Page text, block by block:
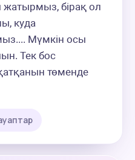
жатырмыз, бірақ ол
куда
Мүмкін осы
Тек бос
төменде